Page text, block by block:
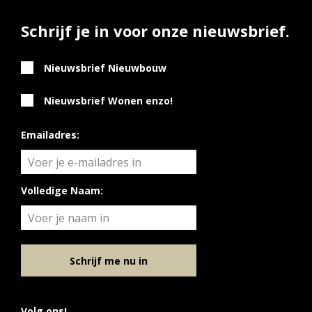
Schrijf je in voor onze nieuwsbrief.
Nieuwsbrief Nieuwbouw
Nieuwsbrief Wonen enzo!
Emailadres:
Volledige Naam:
Schrijf me nu in